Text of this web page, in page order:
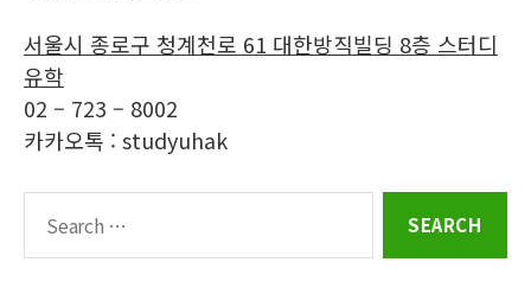
램
그
서울시 종로구 청계천로 61 대한방직빌딩 8층 스터디
유학
02 – 723 – 8002
카카오톡 : studyuhak